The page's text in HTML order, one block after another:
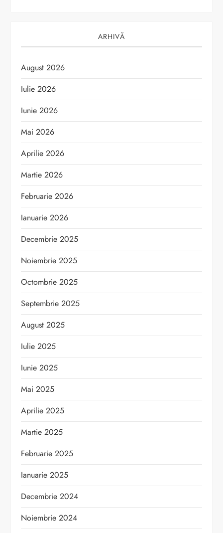
ARHIVĂ
August 2026
Iulie 2026
Iunie 2026
Mai 2026
Aprilie 2026
Martie 2026
Februarie 2026
Ianuarie 2026
Decembrie 2025
Noiembrie 2025
Octombrie 2025
Septembrie 2025
August 2025
Iulie 2025
Iunie 2025
Mai 2025
Aprilie 2025
Martie 2025
Februarie 2025
Ianuarie 2025
Decembrie 2024
Noiembrie 2024